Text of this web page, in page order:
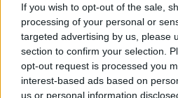
If you wish to opt-out of the sale,
processing of your personal or
targeted advertising by us, please
section to confirm your selection.
opt-out request is processed you
interest-based ads based on
us or personal information
πρωταγωνίστησαν στη γευστική
εμπειρία που φιλοξενεησε το
Μουσείο Φυσικής Ιστορίας
Απολιθωμένου Δάσους Λέσβου
ΔΡΑΣΕΙΣ
Τρεις συγκεντρώσεις στη